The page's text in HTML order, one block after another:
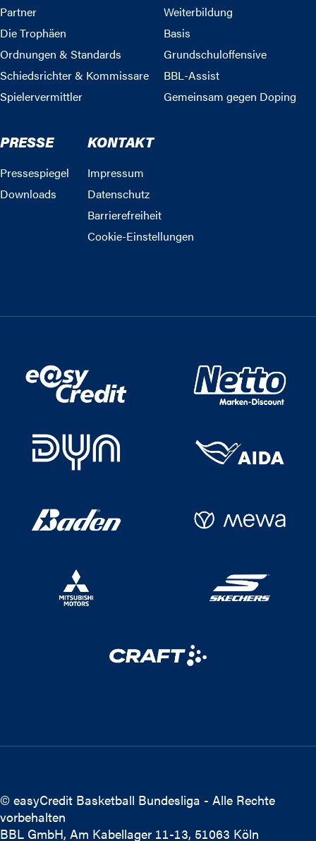
Partner
Die Trophäen
Ordnungen & Standards
Schiedsrichter & Kommissare
Spielervermittler
Weiterbildung
Basis
Grundschuloffensive
BBL-Assist
Gemeinsam gegen Doping
PRESSE
Pressespiegel
Downloads
KONTAKT
Impressum
Datenschutz
Barrierefreiheit
Cookie-Einstellungen
© easyCredit Basketball Bundesliga - Alle Rechte
vorbehalten
BBL GmbH, Am Kabellager 11-13, 51063 Köln